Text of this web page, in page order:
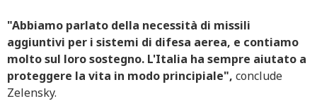
"Abbiamo parlato della necessità di missili
aggiuntivi per i sistemi di difesa aerea, e contiamo
molto sul loro sostegno. L'Italia ha sempre aiutato a
proteggere la vita in modo principiale", conclude
Zelensky.